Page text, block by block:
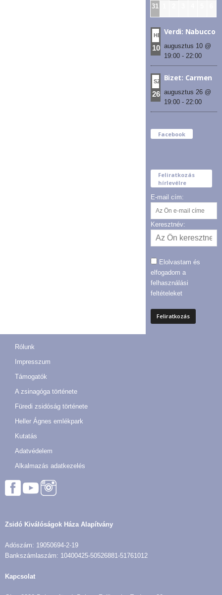
31
HÉT
10
Verdi: Nabucco
augusztus 10 @
19:00- 22:00
SZE
26
Bizet: Carmen
augusztus 26 @
19:00- 22:00
Facebook
Feliratkozás
hírlevélre
E-mail cím:
Keresztnév:
Elolvastam és
elfogadom a
felhasználási
feltételeket
Rólunk
Impresszum
Támogatók
A zsinagóga története
Füredi zsidóság története
Heller Ágnes emlékpark
Kutatás
Adatvédelem
Alkalmazás adatkezelés
Zsidó Kiválóságok Háza Alapítvány
Adószám: 19050694-2-19
Bankszámlaszám: 10400425-50526881-51761012
Kapcsolat